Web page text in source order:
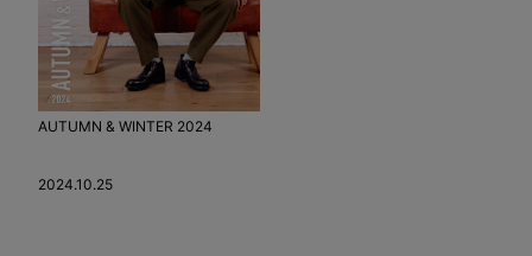
AUTUMN & WINTER 2024
2024.10.25